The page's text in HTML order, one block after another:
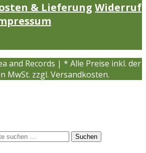
& Lieferung Widerruf
and Records | * Alle Preise inkl. der
MwSt. zzgl. Versandkosten.
Suchen